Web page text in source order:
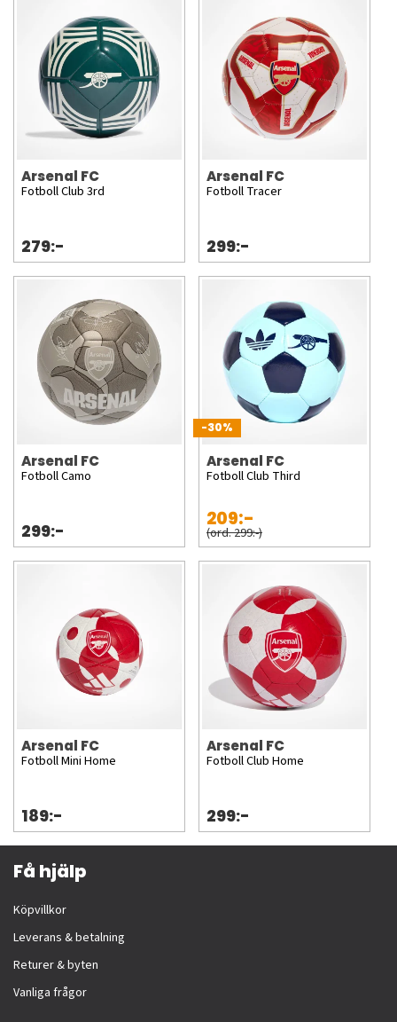
Arsenal FC
Fotboll Club 3rd
279:-
Arsenal FC
Fotboll Tracer
299:-
Arsenal FC
Fotboll Camo
299:-
-30%
Arsenal FC
Fotboll Club Third
209:-
(ord. 299:-)
Arsenal FC
Fotboll Mini Home
189:-
Arsenal FC
Fotboll Club Home
299:-
Få hjälp
Köpvillkor
Leverans & betalning
Returer & byten
Vanliga frågor